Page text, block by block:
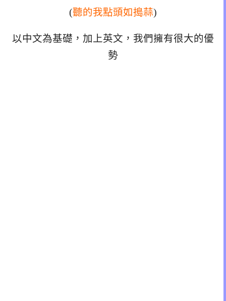
(聽的我點頭如搗蒜)
以中文為基礎，加上英文，我們擁有很大的優
勢